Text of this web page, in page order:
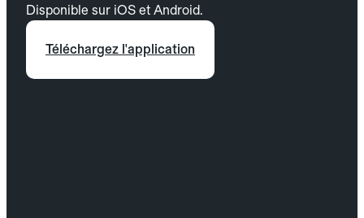
Disponible sur iOS et Android.
Téléchargez l'application